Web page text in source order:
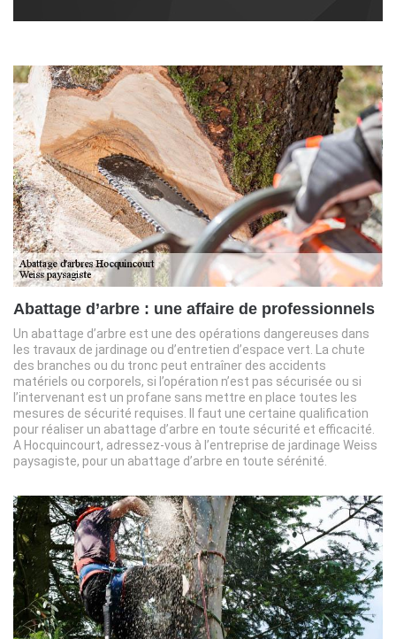
Abattage d’arbre : une affaire de professionnels
Un abattage d’arbre est une des opérations dangereuses dans
les travaux de jardinage ou d’entretien d’espace vert. La chute
des branches ou du tronc peut entraîner des accidents
matériels ou corporels, si l’opération n’est pas sécurisée ou si
l’intervenant est un profane sans mettre en place toutes les
mesures de sécurité requises. Il faut une certaine qualification
pour réaliser un abattage d’arbre en toute sécurité et efficacité.
A Hocquincourt, adressez-vous à l’entreprise de jardinage Weiss
paysagiste, pour un abattage d’arbre en toute sérénité.